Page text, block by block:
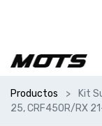
Productos
Kit
25, CRF450R/RX